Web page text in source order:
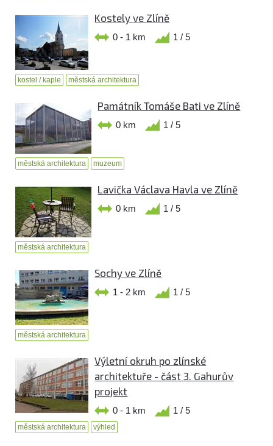
Kostely ve Zlíně
0 - 1 km 1 / 5
kostel / kaple městská architektura
Památník Tomáše Bati ve Zlíně
0 km 1 / 5
městská architektura muzeum
Lavička Václava Havla ve Zlíně
0 km 1 / 5
městská architektura
Sochy ve Zlíně
1 - 2 km 1 / 5
městská architektura
Výletní okruh po zlínské
architektuře - část 3. Gahurův
projekt
0 - 1 km 1 / 5
městská architektura výhled